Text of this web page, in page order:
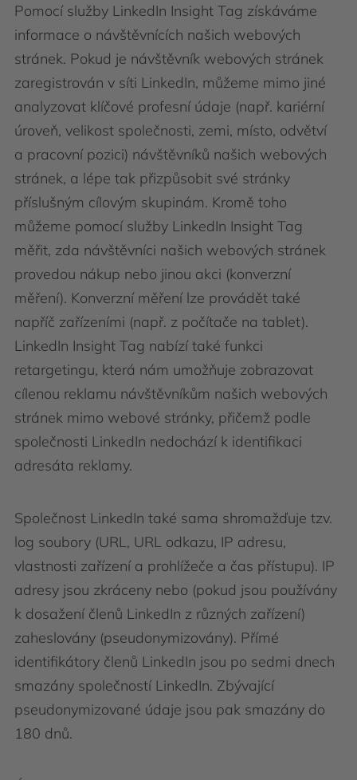
Pomocí služby LinkedIn Insight Tag získáváme
informace o návštěvnících našich webových
stránek. Pokud je návštěvník webových stránek
zaregistrován v síti LinkedIn, můžeme mimo jiné
analyzovat klíčové profesní údaje (např. kariérní
úroveň, velikost společnosti, zemi, místo, odvětví
a pracovní pozici) návštěvníků našich webových
stránek, a lépe tak přizpůsobit své stránky
příslušným cílovým skupinám. Kromě toho
můžeme pomocí služby LinkedIn Insight Tag
měřit, zda návštěvníci našich webových stránek
provedou nákup nebo jinou akci (konverzní
měření). Konverzní měření lze provádět také
napříč zařízeními (např. z počítače na tablet).
LinkedIn Insight Tag nabízí také funkci
retargetingu, která nám umožňuje zobrazovat
cílenou reklamu návštěvníkům našich webových
stránek mimo webové stránky, přičemž podle
společnosti LinkedIn nedochází k identifikaci
adresáta reklamy.
Společnost LinkedIn také sama shromažďuje tzv.
log soubory (URL, URL odkazu, IP adresu,
vlastnosti zařízení a prohlížeče a čas přístupu). IP
adresy jsou zkráceny nebo (pokud jsou používány
k dosažení členů LinkedIn z různých zařízení)
zaheslovány (pseudonymizovány). Přímé
identifikátory členů LinkedIn jsou po sedmi dnech
smazány společností LinkedIn. Zbývající
pseudonymizované údaje jsou pak smazány do
180 dnů.